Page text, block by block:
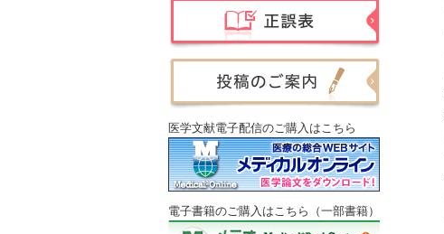
医学文献電子配信のご購入はこちら
電子書籍のご購入はこちら（一部書籍）